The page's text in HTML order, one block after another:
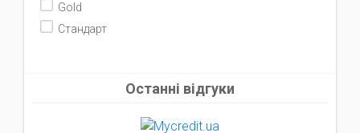
Gold
Стандарт
Останні відгуки